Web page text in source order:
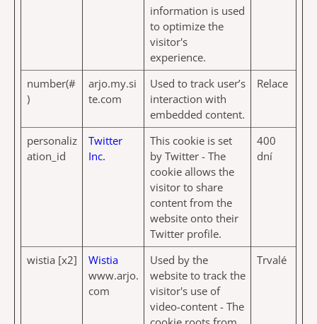
information is used
to optimize the
visitor's
experience.
number(#
)
arjo.my.si
te.com
Used to track user’s
interaction with
embedded content.
Relace
personaliz
ation_id
Twitter
Inc.
This cookie is set
by Twitter - The
cookie allows the
visitor to share
content from the
website onto their
Twitter profile.
400
dní
wistia [x2]
Wistia
www.arjo.
com
Used by the
website to track the
visitor's use of
video-content - The
Trvalé